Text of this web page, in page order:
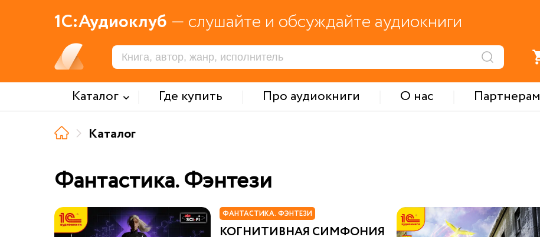
1С:Аудиоклуб — слушайте и обсуждайте аудиокниги
Каталог Где купить Про аудиокниги О нас
Партнерам
Каталог
Фантастика. Фэнтези
ФАНТАСТИКА. ФЭНТЕЗИ
КОГНИТИВНАЯ СИМФОНИЯ